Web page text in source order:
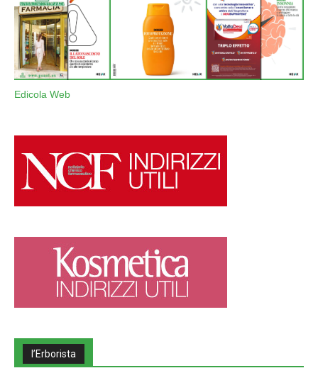
Edicola Web
l’Erborista